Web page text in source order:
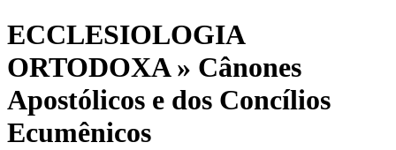
ECCLESIOLOGIA
ORTODOXA » Cânones
Apostólicos e dos Concílios
Ecumênicos